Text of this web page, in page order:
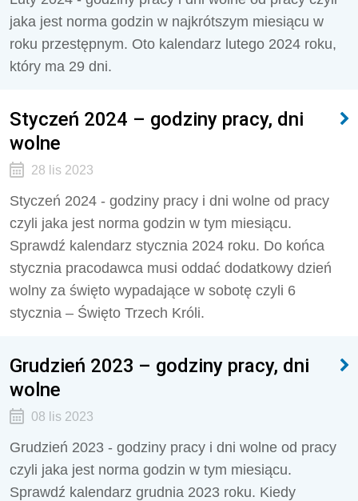
jaka jest norma godzin w najkrótszym miesiącu w
roku przestępnym. Oto kalendarz lutego 2024 roku,
który ma 29 dni.
Styczeń 2024 – godziny pracy, dni
wolne
28 lis 2023
Styczeń 2024 - godziny pracy i dni wolne od pracy
czyli jaka jest norma godzin w tym miesiącu.
Sprawdź kalendarz stycznia 2024 roku. Do końca
stycznia pracodawca musi oddać dodatkowy dzień
wolny za święto wypadające w sobotę czyli 6
stycznia – Święto Trzech Króli.
Grudzień 2023 – godziny pracy, dni
wolne
08 lis 2023
Grudzień 2023 - godziny pracy i dni wolne od pracy
czyli jaka jest norma godzin w tym miesiącu.
Sprawdź kalendarz grudnia 2023 roku. Kiedy